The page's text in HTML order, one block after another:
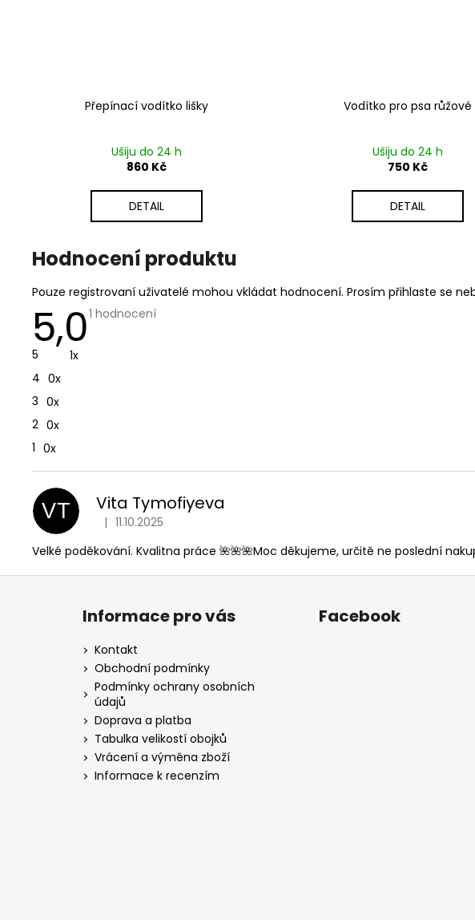
Přepínací vodítko lišky
Ušiju do 24 h
860 Kč
DETAIL
Vodítko pro psa růžové
Ušiju do 24 h
750 Kč
DETAIL
Hodnocení produktu
Pouze registrovaní uživatelé mohou vkládat hodnocení. Prosím přihlaste se
5,0Průměrné
1 hodnocení
5
1x
4 0x
3 0x
2 0x
1 0x
V
p
i
s
h
o
d
n
o
c
e
n
VT Vita Tymofiyeva
Hodnocení produktu je 5 z 5 hvězdiček.
| 11.10.2025
Velké poděkování. Kvalitna práce 🌺🌺🌺Moc děkujeme, určitě ne poslední
Informace pro vás
Kontakt
Obchodní podmínky
Podmínky ochrany osobních
údajů
Doprava a platba
Tabulka velikostí obojků
Vrácení a výměna zboží
Informace k recenzím
Facebook